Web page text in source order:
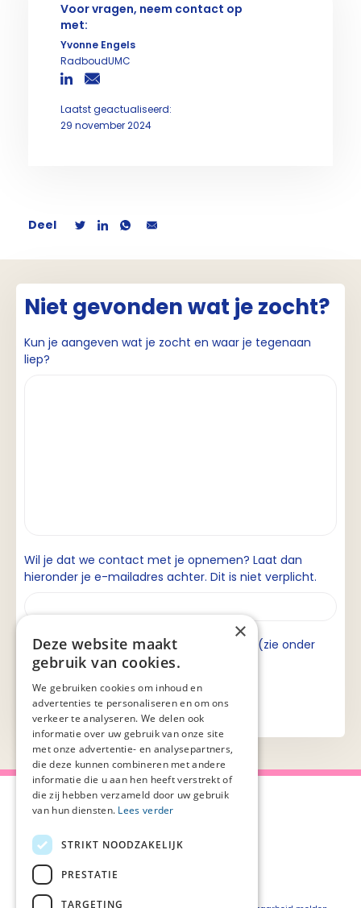
Voor vragen, neem contact op
met:
Yvonne Engels
RadboudUMC
Laatst geactualiseerd:
29 november 2024
Deel
Niet gevonden wat je zocht?
Kun je aangeven wat je zocht en waar je tegenaan
liep?
Wil je dat we contact met je opnemen? Laat dan
hieronder je e-mailadres achter. Dit is niet verplicht.
Ik ga akkoord met de privacyverklaring (zie onder
aan de pagina).
Over Palliaweb
Over PZNL
Privacyverklaring
×
Deze website maakt
gebruik van cookies.
We gebruiken cookies om inhoud en
advertenties te personaliseren en om ons
verkeer te analyseren. We delen ook
informatie over uw gebruik van onze site
met onze advertentie- en analysepartners,
die deze kunnen combineren met andere
informatie die u aan hen heeft verstrekt of
die zij hebben verzameld door uw gebruik
van hun diensten. Lees verder
STRIKT NOODZAKELIJK
PRESTATIE
TARGETING